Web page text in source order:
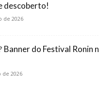
descoberto!
de 2026
do Festival Ronin
de 2026